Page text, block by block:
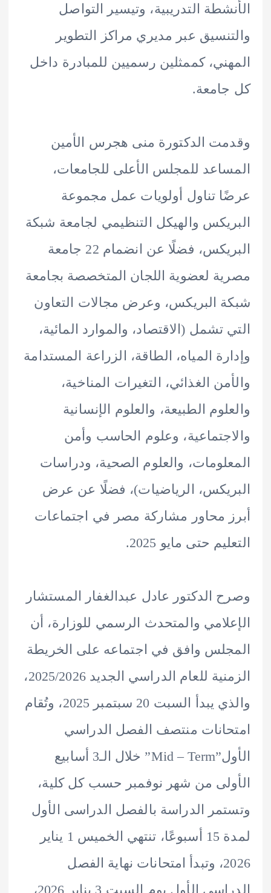
التدريبية، وتيسير التواصل
عبر مديري مراكز التطوير
كممثلين رسميين للمبادرة داخل
الدكتورة منى هجرس الأمين
للمجلس الأعلى للجامعات،
تناول أولويات عمل مجموعة
والهيكل التنظيمي لجامعة شبكة
البريكس، فضلًا عن انضمام 22 جامعة
لعضوية اللجان المتخصصة بجامعة
البريكس، وعرض مجالات التعاون
تشمل (الاقتصاد، والموارد المائية،
المياه، الطاقة، الزراعة المستدامة
الغذائي، التغيرات المناخية،
الطبيعة، والعلوم الإنسانية
وعلوم الحاسب وأمن
والعلوم الصحية، ودراسات
الرياضيات)، فضلًا عن عرض
محاور مشاركة مصر في اجتماعات
حتى مايو 2025.
الدكتور عادل عبدالغفار المستشار
والمتحدث الرسمي للوزارة، أن
وافق في اجتماعه على الخريطة
الزمنية للعام الدراسي الجديد 2025/2026،
والذي يبدأ السبت 20 سبتمبر 2025، وتُقام
منتصف الفصل الدراسي
الأول”Mid – Term” خلال الـ3 أسابيع
من شهر نوفمبر حسب كل كلية،
الدراسة بالفصل الدراسى الأول
لمدة 15 أسبوعًا، تنتهي الخميس 1 يناير
2026، وتبدأ امتحانات نهاية الفصل
الدراسي الأول يوم السبت 3 يناير 2026،